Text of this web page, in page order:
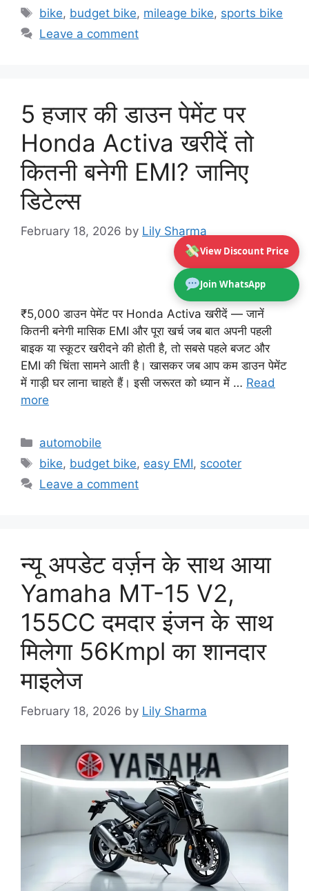
View Discount Price
Join WhatsApp
Tags
bike, budget bike, mileage bike, sports bike
Leave a comment
5 हजार की डाउन पेमेंट पर
Honda Activa खरीदें तो
कितनी बनेगी EMI? जानिए
डिटेल्स
February 18, 2026 by Lily Sharma
₹5,000 डाउन पेमेंट पर Honda Activa खरीदें — जानें
कितनी बनेगी मासिक EMI और पूरा खर्च जब बात अपनी पहली
बाइक या स्कूटर खरीदने की होती है, तो सबसे पहले बजट और
EMI की चिंता सामने आती है। खासकर जब आप कम डाउन पेमेंट
में गाड़ी घर लाना चाहते हैं। इसी जरूरत को ध्यान में … Read
more
Categories
automobile
Tags
bike, budget bike, easy EMI, scooter
Leave a comment
न्यू अपडेट वर्ज़न के साथ आया
Yamaha MT-15 V2,
155CC दमदार इंजन के साथ
मिलेगा 56Kmpl का शानदार
माइलेज
February 18, 2026 by Lily Sharma